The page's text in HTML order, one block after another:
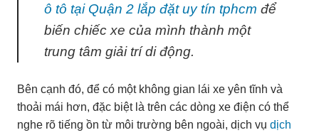
ô tô tại Quận 2 lắp đặt uy tín tphcm để
biến chiếc xe của mình thành một
trung tâm giải trí di động.
Bên cạnh đó, để có một không gian lái xe yên tĩnh và
thoải mái hơn, đặc biệt là trên các dòng xe điện có thể
nghe rõ tiếng ồn từ môi trường bên ngoài, dịch vụ dịch